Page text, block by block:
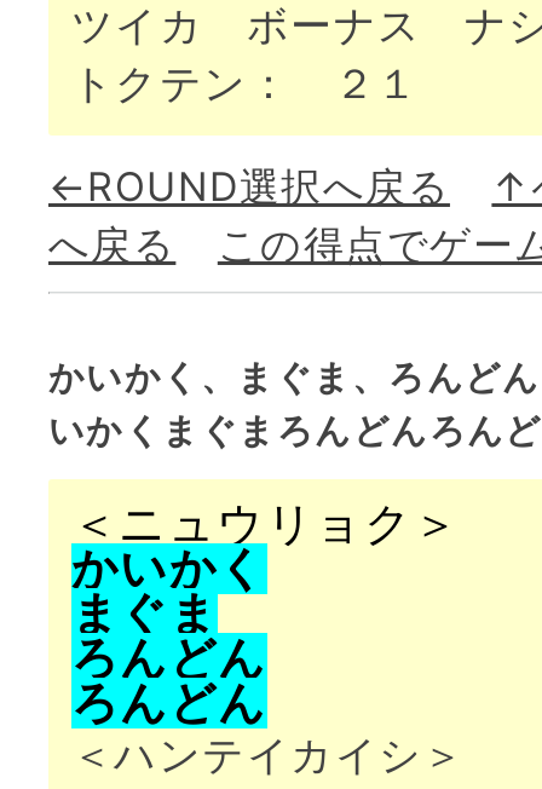
ツイカ ボーナス ナ
トクテン： ２１
←ROUND選択へ戻る
↑
へ戻る
この得点でゲー
かいかく、まぐま、ろんど
いかくまぐまろんどんろん
＜ニュウリョク＞
かいか く
ま ぐ ま
ろん どん
ろん どん
＜ハンテイカイシ＞